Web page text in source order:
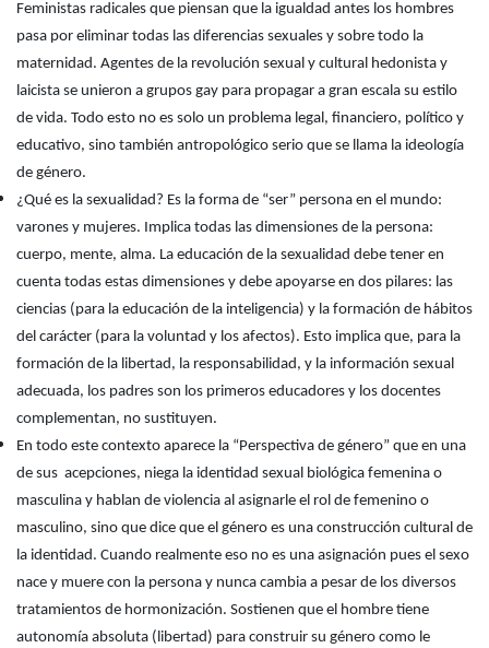
Feministas radicales que piensan que la igualdad antes los hombres
pasa por eliminar todas las diferencias sexuales y sobre todo la
maternidad. Agentes de la revolución sexual y cultural hedonista y
laicista se unieron a grupos gay para propagar a gran escala su estilo
de vida. Todo esto no es solo un problema legal, financiero, político y
educativo, sino también antropológico serio que se llama la ideología
de género.
¿Qué es la sexualidad? Es la forma de “ser” persona en el mundo:
varones y mujeres. Implica todas las dimensiones de la persona:
cuerpo, mente, alma. La educación de la sexualidad debe tener en
cuenta todas estas dimensiones y debe apoyarse en dos pilares: las
ciencias (para la educación de la inteligencia) y la formación de hábitos
del carácter (para la voluntad y los afectos). Esto implica que, para la
formación de la libertad, la responsabilidad, y la información sexual
adecuada, los padres son los primeros educadores y los docentes
complementan, no sustituyen.
En todo este contexto aparece la “Perspectiva de género” que en una
de sus acepciones, niega la identidad sexual biológica femenina o
masculina y hablan de violencia al asignarle el rol de femenino o
masculino, sino que dice que el género es una construcción cultural de
la identidad. Cuando realmente eso no es una asignación pues el sexo
nace y muere con la persona y nunca cambia a pesar de los diversos
tratamientos de hormonización. Sostienen que el hombre tiene
autonomía absoluta (libertad) para construir su género como le